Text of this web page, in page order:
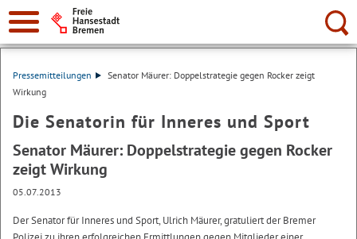
Suche:
Pressemitteilungen
Senator Mäurer: Doppelstrategie gegen Rocker zeigt
Wirkung
Die Senatorin für Inneres und Sport
Senator Mäurer: Doppelstrategie gegen Rocker
zeigt Wirkung
05.07.2013
Der Senator für Inneres und Sport, Ulrich Mäurer, gratuliert der Bremer